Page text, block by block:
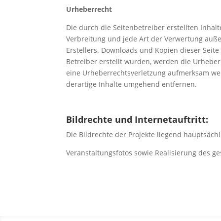
Urheberrecht
Die durch die Seitenbetreiber erstellten
Verbreitung und jede Art der Verwertung
Erstellers. Downloads und Kopien dieser
Betreiber erstellt wurden, werden die
eine Urheberrechtsverletzung aufmerksam
derartige Inhalte umgehend entfernen.
Bildrechte und Internetauftritt:
Die Bildrechte der Projekte liegend
Veranstaltungsfotos sowie Realisierung des